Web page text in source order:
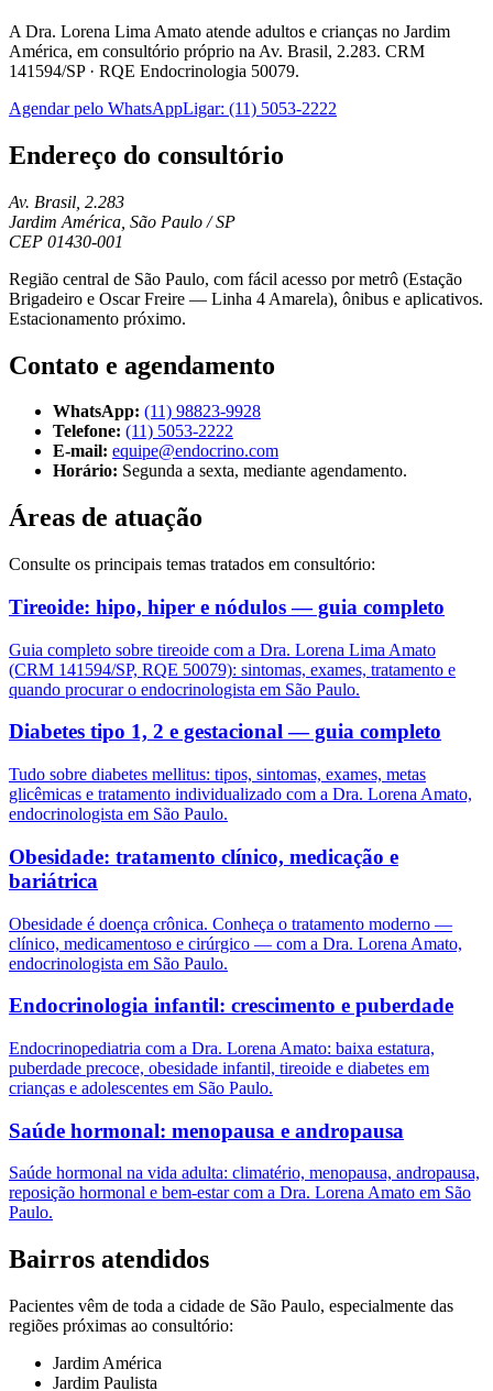
A Dra. Lorena Lima Amato atende adultos e crianças no Jardim
América, em consultório próprio na Av. Brasil, 2.283. CRM
141594/SP· RQE Endocrinologia 50079.
Agendar pelo WhatsAppLigar: (11) 5053-2222
Endereço do consultório
Av. Brasil, 2.283
Jardim América, São Paulo / SP
CEP 01430-001
Região central de São Paulo, com fácil acesso por metrô (Estação
Brigadeiro e Oscar Freire — Linha 4 Amarela), ônibus e aplicativos.
Estacionamento próximo.
Contato e agendamento
WhatsApp: (11) 98823-9928
Telefone: (11) 5053-2222
E-mail: equipe@endocrino.com
Horário: Segunda a sexta, mediante agendamento.
Áreas de atuação
Consulte os principais temas tratados em consultório:
Tireoide: hipo, hiper e nódulos — guia completo
Guia completo sobre tireoide com a Dra. Lorena Lima Amato
(CRM 141594/SP, RQE 50079): sintomas, exames, tratamento e
quando procurar o endocrinologista em São Paulo.
Diabetes tipo 1, 2 e gestacional — guia completo
Tudo sobre diabetes mellitus: tipos, sintomas, exames, metas
glicêmicas e tratamento individualizado com a Dra. Lorena Amato,
endocrinologista em São Paulo.
Obesidade: tratamento clínico, medicação e
bariátrica
Obesidade é doença crônica. Conheça o tratamento moderno —
clínico, medicamentoso e cirúrgico — com a Dra. Lorena Amato,
endocrinologista em São Paulo.
Endocrinologia infantil: crescimento e puberdade
Endocrinopediatria com a Dra. Lorena Amato: baixa estatura,
puberdade precoce, obesidade infantil, tireoide e diabetes em
crianças e adolescentes em São Paulo.
Saúde hormonal: menopausa e andropausa
Saúde hormonal na vida adulta: climatério, menopausa, andropausa,
reposição hormonal e bem-estar com a Dra. Lorena Amato em São
Paulo.
Bairros atendidos
Pacientes vêm de toda a cidade de São Paulo, especialmente das
regiões próximas ao consultório:
Jardim América
Jardim Paulista